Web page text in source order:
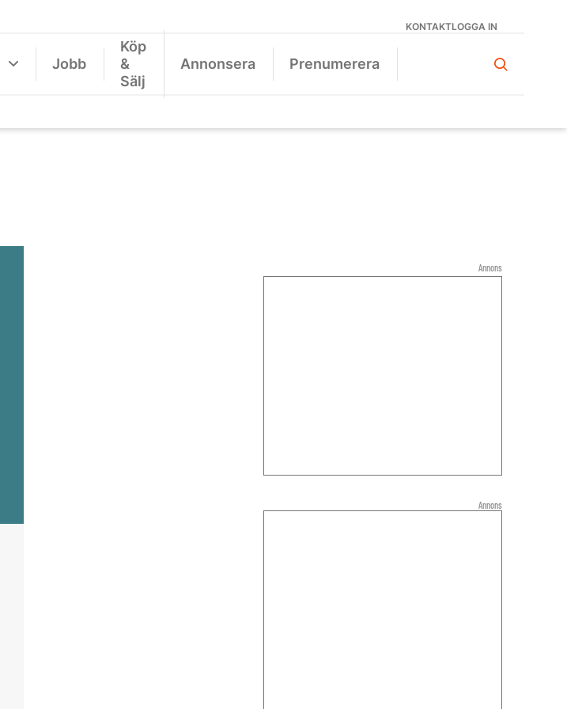
KONTAKTLOGGA IN
Jobb
Köp
&
Sälj
Annonsera Prenumerera
Annons
Annons